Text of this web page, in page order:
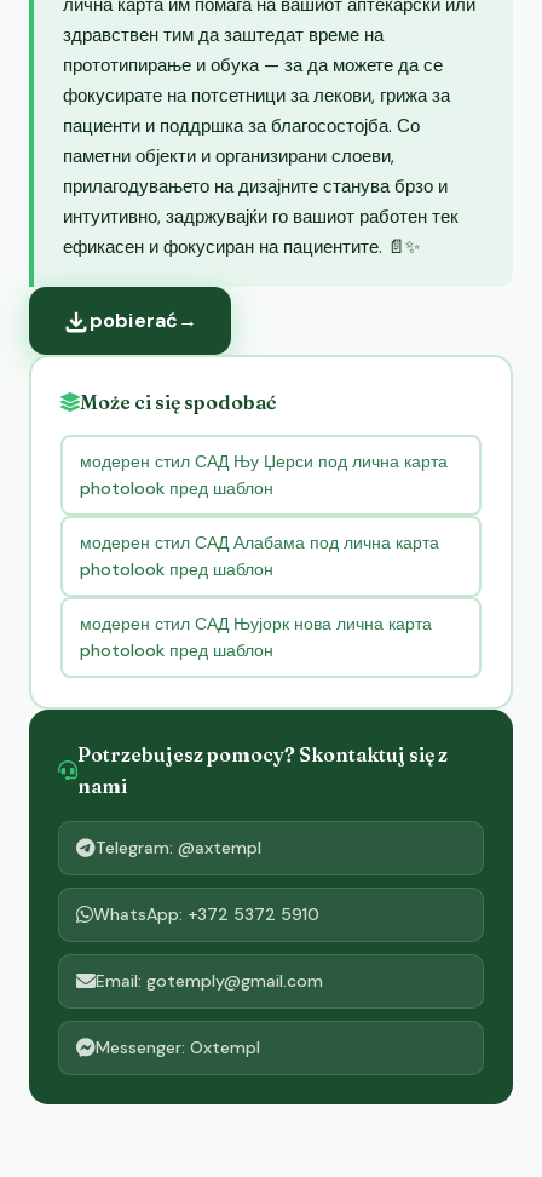
здравствен тим да заштедат време на
прототипирање и обука — за да можете да се
фокусирате на потсетници за лекови, грижа за
пациенти и поддршка за благосостојба. Со
паметни објекти и организирани слоеви,
прилагодувањето на дизајните станува брзо и
интуитивно, задржувајќи го вашиот работен тек
ефикасен и фокусиран на пациентите. 📄✨
pobierać→
Może ci się spodobać
модерен стил САД Њу Џерси под лична карта
photolook пред шаблон
модерен стил САД Алабама под лична карта
photolook пред шаблон
модерен стил САД Њујорк нова лична карта
photolook пред шаблон
Potrzebujesz pomocy? Skontaktuj się z
nami
Telegram: @axtempl
WhatsApp: +372 5372 5910
Email: gotemply@gmail.com
Messenger: Oxtempl